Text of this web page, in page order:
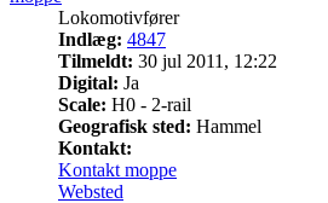
Lokomotivfører
Indlæg: 4847
Tilmeldt: 30 jul 2011, 12:22
Digital: Ja
Scale: H0 - 2-rail
Geografisk sted: Hammel
Kontakt:
Kontakt moppe
Websted